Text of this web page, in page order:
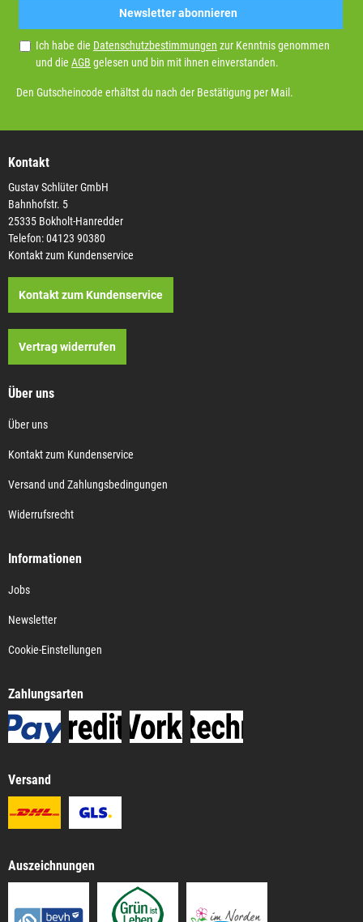
Newsletter abonnieren
Ich habe die Datenschutzbestimmungen zur Kenntnis genommen
und die AGB gelesen und bin mit ihnen einverstanden.
Den Gutscheincode erhältst du nach der Bestätigung per Mail.
Kontakt
Gustav Schlüter GmbH
Bahnhofstr. 5
25335 Bokholt-Hanredder
Telefon: 04123 90380
Kontakt zum Kundenservice
Kontakt zum Kundenservice
Vertrag widerrufen
Über uns
Über uns
Kontakt zum Kundenservice
Versand und Zahlungsbedingungen
Widerrufsrecht
Informationen
Jobs
Newsletter
Cookie-Einstellungen
Zahlungsarten
Versand
Auszeichnungen